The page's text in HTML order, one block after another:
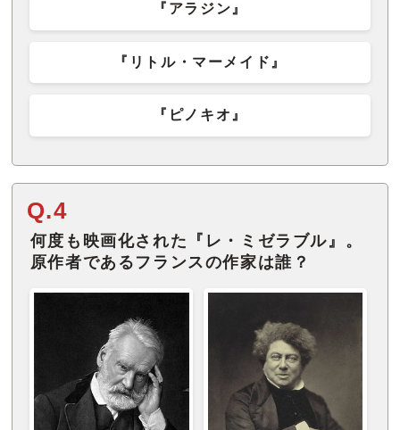
『アラジン』
『リトル・マーメイド』
『ピノキオ』
Q.4
何度も映画化された『レ・ミゼラブル』。
原作者であるフランスの作家は誰？